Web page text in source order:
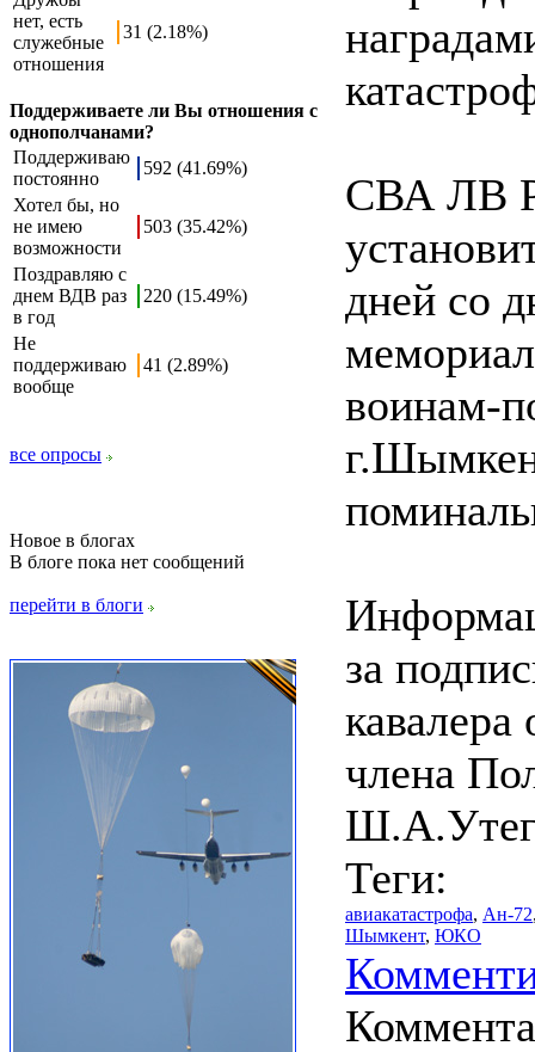
нет, есть
служебные
отношения
31 (2.18%)
Поддерживаете ли Вы отношения с
однополчанами?
Поддерживаю
постоянно
592 (41.69%)
Хотел бы, но
не имею
возможности
503 (35.42%)
Поздравляю с
днем ВДВ раз
в год
220 (15.49%)
Не
поддерживаю
вообще
41 (2.89%)
все опросы
Новое в блогах
В блоге пока нет сообщений
перейти в блоги
СВА ЛВ
дней со
воинам-
за
члена
Теги:
авиакатастрофа, Ан-72
Шымкент, ЮКО